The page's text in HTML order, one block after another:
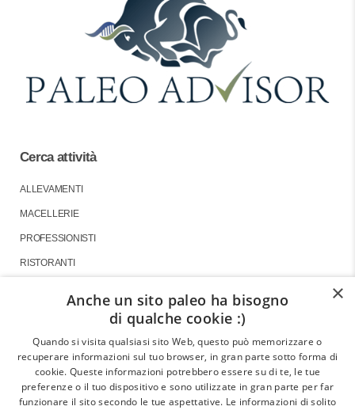
Cerca attività
ALLEVAMENTI
MACELLERIE
PROFESSIONISTI
RISTORANTI
GLI ARTICOLI
LE INTERVISTE
×
Anche un sito paleo ha bisogno
di qualche cookie :)
Quando si visita qualsiasi sito Web, questo può memorizzare o
recuperare informazioni sul tuo browser, in gran parte sotto forma di
cookie. Queste informazioni potrebbero essere su di te, le tue
preferenze o il tuo dispositivo e sono utilizzate in gran parte per far
funzionare il sito secondo le tue aspettative. Le informazioni di solito